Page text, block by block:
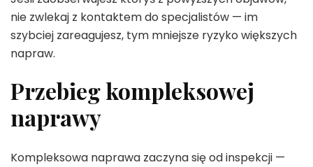
nie zwlekaj z kontaktem do specjalistów — im
szybciej zareagujesz, tym mniejsze ryzyko większych
napraw.
Przebieg kompleksowej
naprawy
Kompleksowa naprawa zaczyna się od inspekcji —